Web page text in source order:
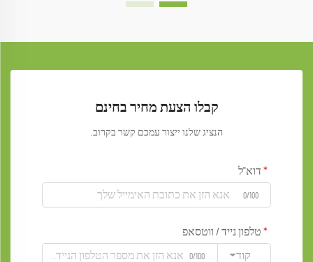
קבלו הצעת מחיר בחינם
הנציג שלנו ייצור עמכם קשר בקרוב.
דוא"ל
0/100
טלפון נייד / ווטסאפ
קוד 0/100